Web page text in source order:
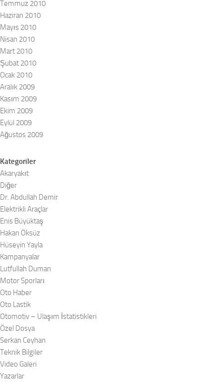
Temmuz 2010
Haziran 2010
Mayıs 2010
Nisan 2010
Mart 2010
Şubat 2010
Ocak 2010
Aralık 2009
Kasım 2009
Ekim 2009
Eylül 2009
Ağustos 2009
Kategoriler
Akaryakıt
Diğer
Dr. Abdullah Demir
Elektrikli Araçlar
Enis Büyüktaş
Hakan Öksüz
Hüseyin Yayla
Kampanyalar
Lutfullah Duman
Motor Sporları
Oto Haber
Oto Lastik
Otomotiv – Ulaşım İstatistikleri
Özel Dosya
Serkan Ceyhan
Teknik Bilgiler
Video Galeri
Yazarlar